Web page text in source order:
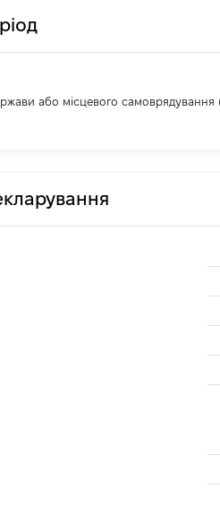
або місцевого самоврядування